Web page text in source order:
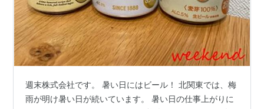
週末株式会社です。 暑い日にはビール！ 北関東では、梅
雨が明け暑い日が続いています。 暑い日の仕事上がりに